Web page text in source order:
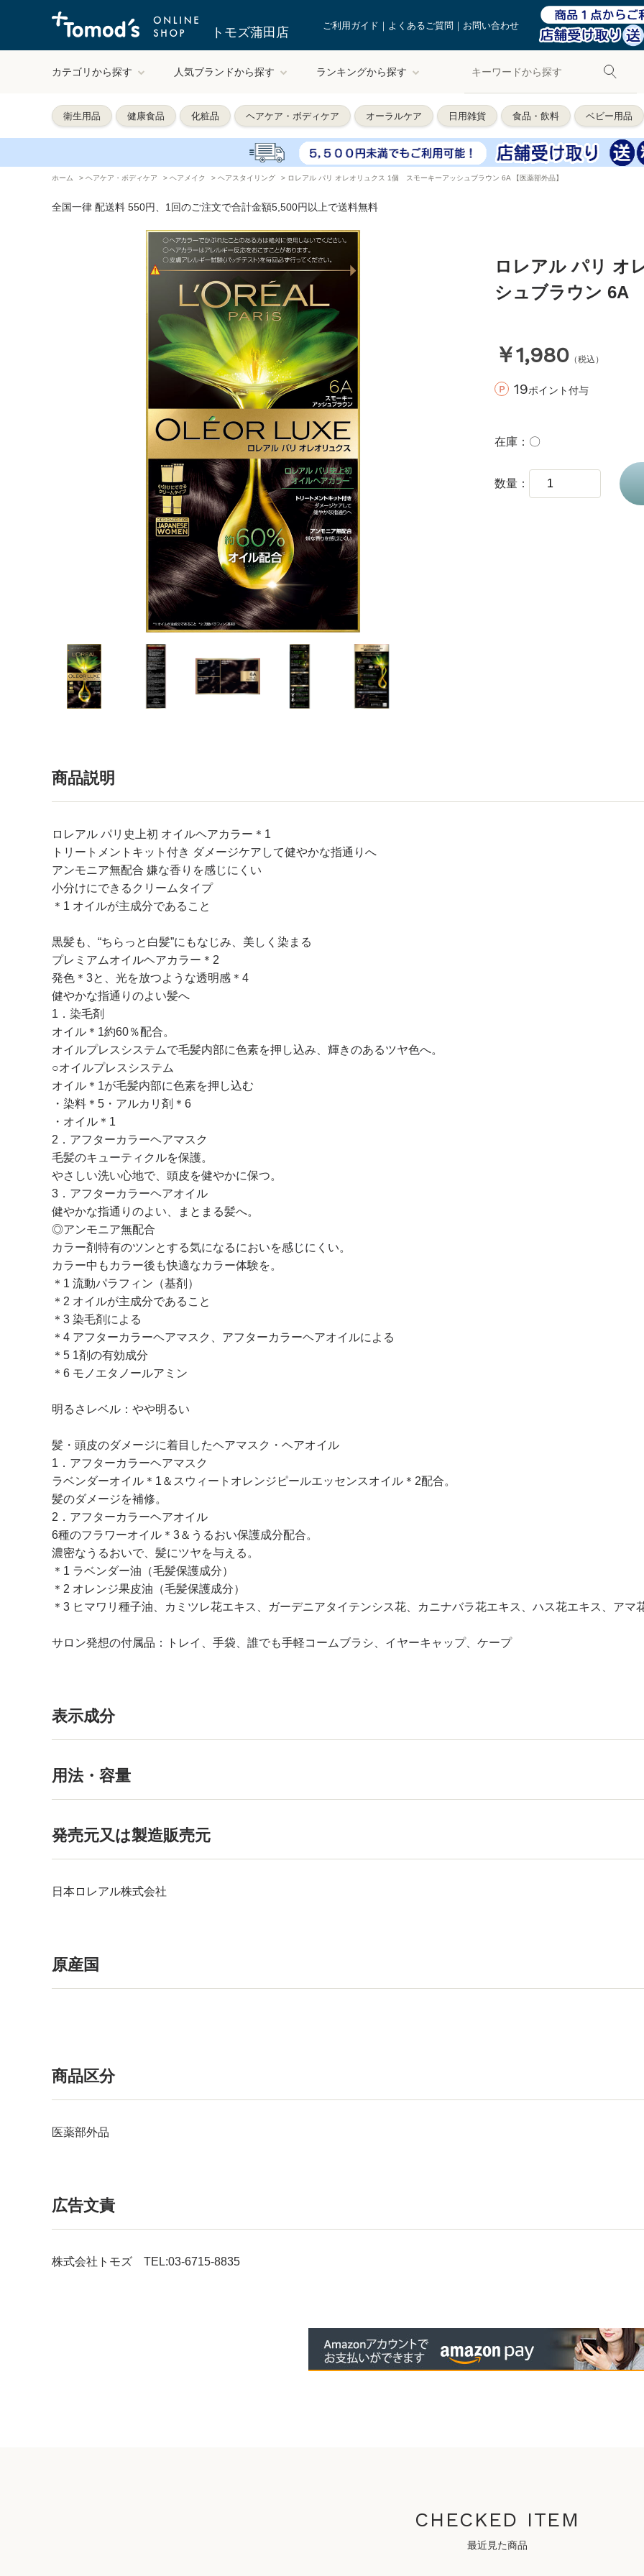
トモズ蒲田店 ご利用ガイド よくあるご質問 お問い合わせ
カテゴリから探す 人気ブランドから探す ランキングから探す
衛生用品 健康食品 化粧品 ヘアケア・ボディケア オーラルケア 日用雑貨 食品・飲料 ベビー用品
ホーム > ヘアケア・ボディケア > ヘアメイク > ヘアスタイリング > ロレアル パリ オレオリュクス 1個 スモーキーアッシュブラウン 6A 【医薬部外品】
全国一律 配送料 550円、1回のご注文で合計金額5,500円以上で送料無料
ロレアル パリ オ
シュブラウン 6A
￥1,980 （税込）
19ポイント付与
在庫 〇
数量
商品説明
ロレアル パリ史上初 オイルヘアカラー＊1
トリートメントキット付き ダメージケアして健やかな指通りへ
アンモニア無配合 嫌な香りを感じにくい
小分けにできるクリームタイプ
＊1 オイルが主成分であること
黒髪も、“ちらっと白髪”にもなじみ、美しく染まる
プレミアムオイルヘアカラー＊2
発色＊3と、光を放つような透明感＊4
健やかな指通りのよい髪へ
1．染毛剤
オイル＊1約60％配合。
オイルプレスシステムで毛髪内部に色素を押し込み、輝きのあるツヤ色へ。
○オイルプレスシステム
オイル＊1が毛髪内部に色素を押し込む
・染料＊5・アルカリ剤＊6
・オイル＊1
2．アフターカラーヘアマスク
毛髪のキューティクルを保護。
やさしい洗い心地で、頭皮を健やかに保つ。
3．アフターカラーヘアオイル
健やかな指通りのよい、まとまる髪へ。
◎アンモニア無配合
カラー剤特有のツンとする気になるにおいを感じにくい。
カラー中もカラー後も快適なカラー体験を。
＊1 流動パラフィン（基剤）
＊2 オイルが主成分であること
＊3 染毛剤による
＊4 アフターカラーヘアマスク、アフターカラーヘアオイルによる
＊5 1剤の有効成分
＊6 モノエタノールアミン
明るさレベル：やや明るい
髪・頭皮のダメージに着目したヘアマスク・ヘアオイル
1．アフターカラーヘアマスク
ラベンダーオイル＊1＆スウィートオレンジピールエッセンスオイル＊2配合。
髪のダメージを補修。
2．アフターカラーヘアオイル
6種のフラワーオイル＊3＆うるおい保護成分配合。
濃密なうるおいで、髪にツヤを与える。
＊1 ラベンダー油（毛髪保護成分）
＊2 オレンジ果皮油（毛髪保護成分）
＊3 ヒマワリ種子油、カミツレ花エキス、ガーデニアタイテンシス花、カニナバラ花エキス、ハス花エキス、アマ
サロン発想の付属品：トレイ、手袋、誰でも手軽コームブラシ、イヤーキャップ、ケープ
表示成分
用法・容量
発売元又は製造販売元
日本ロレアル株式会社
原産国
商品区分
医薬部外品
広告文責
株式会社トモズ TEL:03-6715-8835
CHECKED ITEM
最近見た商品